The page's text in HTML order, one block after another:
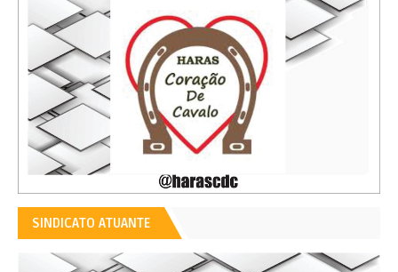
SINDICATO ATUANTE